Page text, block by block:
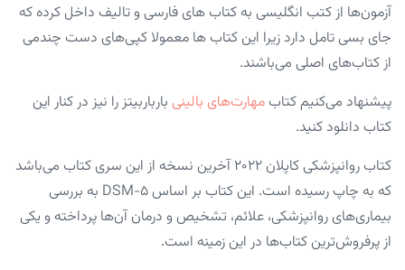
آزمون‌ها از کتب انگلیسی به کتاب های فارسی و تالیف داخل کرده که
جای بسی تامل دارد زیرا این کتاب ها معمولا کپی‌های دست چندمی
از کتاب‌های اصلی می‌باشند.
پیشنهاد می‌کنیم کتاب مهارت‌های بالینی بارباربیتز را نیز در کنار این
کتاب دانلود کنید.
کتاب روانپزشکی کاپلان ۲۰۲۲ آخرین نسخه از این سری کتاب می‌باشد
که به چاپ رسیده است. این کتاب بر اساس DSM-۵ به بررسی
بیماری‌های روانپزشکی، علائم، تشخیص و درمان آن‌ها پرداخته و یکی
از پرفروش‌ترین کتاب‌ها در این زمینه است.